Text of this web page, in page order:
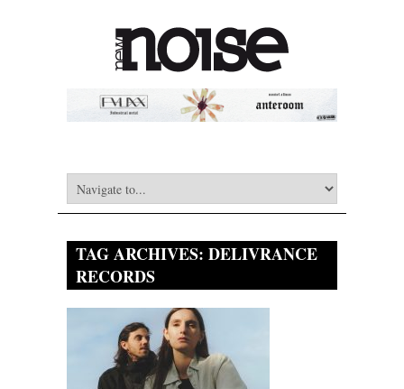
TAG ARCHIVES: DELIVRANCE
RECORDS